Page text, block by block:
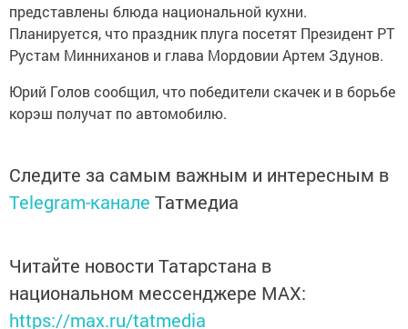
представлены блюда национальной кухни.
Планируется, что праздник плуга посетят Президент РТ
Рустам Минниханов и глава Мордовии Артем Здунов.
Юрий Голов сообщил, что победители скачек и в борьбе
корэш получат по автомобилю.
Следите за самым важным и интересным в
Telegram-канале Татмедиа
Читайте новости Татарстана в
национальном мессенджере MАХ:
https://max.ru/tatmedia